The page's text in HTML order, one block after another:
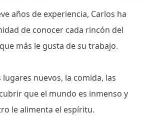
años de experiencia, Carlos ha
de conocer cada rincón del
más le gusta de su trabajo.
lugares nuevos, la comida, las
que el mundo es inmenso y
le alimenta el espíritu.